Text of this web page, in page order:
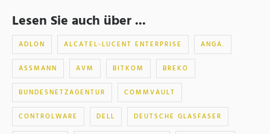
Lesen Sie auch über ...
ADLON ALCATEL-LUCENT ENTERPRISE ANGA.
ASSMANN AVM BITKOM BREKO
BUNDESNETZAGENTUR COMMVAULT
CONTROLWARE DELL DEUTSCHE GLASFASER